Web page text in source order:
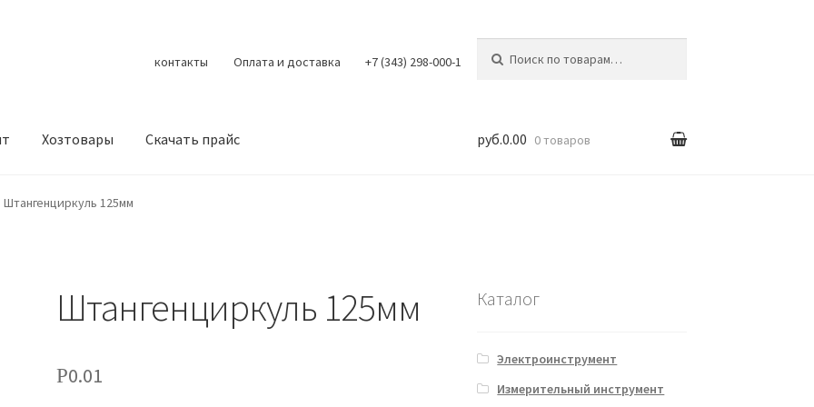
контакты Оплата и доставка +7 (343) 298-000-1
Хозтовары Скачать прайс
КонтактыКорзинаМой аккаунт
руб.0.00 0 товаров
Штангенциркуль 125мм
Штангенциркуль 125мм
Р0.01
Каталог
Электроинструмент
Измерительный инструмент